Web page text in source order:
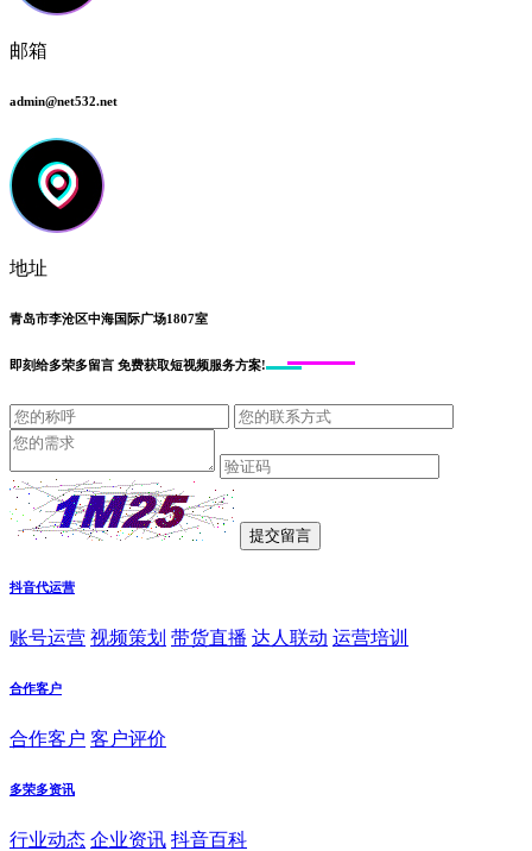
邮箱
admin@net532.net
地址
青岛市李沧区中海国际广场1807室
即刻给多荣多留言 免费获取短视频服务方案!
抖音代运营
账号运营 视频策划 带货直播 达人联动 运营培训
合作客户
合作客户 客户评价
多荣多资讯
行业动态 企业资讯 抖音百科